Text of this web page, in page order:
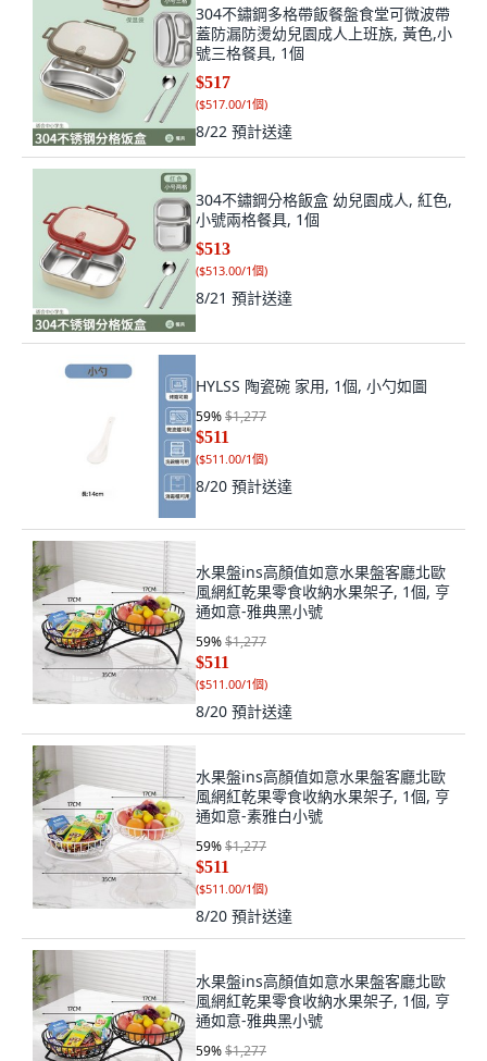
304不鏽鋼多格帶飯餐盤食堂可微波帶
蓋防漏防燙幼兒園成人上班族, 黃色,小
號三格餐具, 1個
$517
($517.00/1個)
8/22 預計送達
304不鏽鋼分格飯盒 幼兒園成人, 紅色,
小號兩格餐具, 1個
$513
($513.00/1個)
8/21 預計送達
HYLSS 陶瓷碗 家用, 1個, 小勺如圖
59%$1,277
$511
($511.00/1個)
8/20 預計送達
水果盤ins高顏值如意水果盤客廳北歐
風網紅乾果零食收納水果架子, 1個, 亨
通如意-雅典黑小號
59%$1,277
$511
($511.00/1個)
8/20 預計送達
水果盤ins高顏值如意水果盤客廳北歐
風網紅乾果零食收納水果架子, 1個, 亨
通如意-素雅白小號
59%$1,277
$511
($511.00/1個)
8/20 預計送達
水果盤ins高顏值如意水果盤客廳北歐
風網紅乾果零食收納水果架子, 1個, 亨
通如意-雅典黑小號
59%$1,277